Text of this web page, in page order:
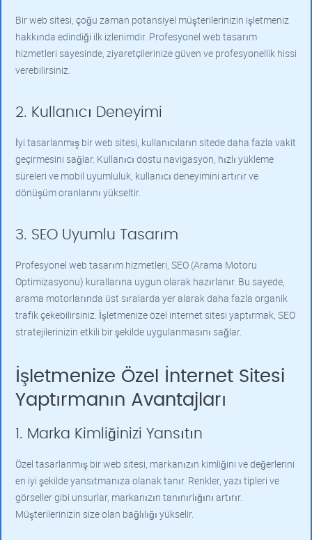
Bir web sitesi, çoğu zaman potansiyel müşterilerinizin işletmeniz
hakkında edindiği ilk izlenimdir. Profesyonel web tasarım
hizmetleri sayesinde, ziyaretçilerinize güven ve profesyonellik hissi
verebilirsiniz.
2. Kullanıcı Deneyimi
İyi tasarlanmış bir web sitesi, kullanıcıların sitede daha fazla vakit
geçirmesini sağlar. Kullanıcı dostu navigasyon, hızlı yükleme
süreleri ve mobil uyumluluk, kullanıcı deneyimini artırır ve
dönüşüm oranlarını yükseltir.
3. SEO Uyumlu Tasarım
Profesyonel web tasarım hizmetleri, SEO (Arama Motoru
Optimizasyonu) kurallarına uygun olarak hazırlanır. Bu sayede,
arama motorlarında üst sıralarda yer alarak daha fazla organik
trafik çekebilirsiniz. İşletmenize özel internet sitesi yaptırmak, SEO
stratejilerinizin etkili bir şekilde uygulanmasını sağlar.
İşletmenize Özel İnternet Sitesi
Yaptırmanın Avantajları
1. Marka Kimliğinizi Yansıtın
Özel tasarlanmış bir web sitesi, markanızın kimliğini ve değerlerini
en iyi şekilde yansıtmanıza olanak tanır. Renkler, yazı tipleri ve
görseller gibi unsurlar, markanızın tanınırlığını artırır.
Müşterilerinizin size olan bağlılığı yükselir.